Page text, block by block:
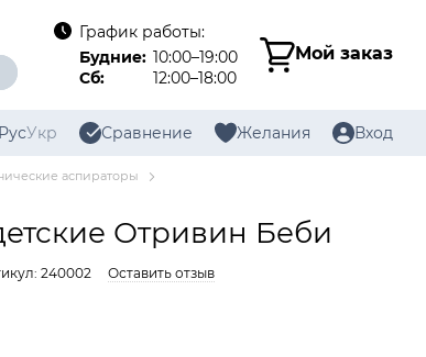
График работы:
Будние: 10:00–19:00
Сб:
12:00–18:00
Мой заказ
РусУкр Сравнение Желания Вход
аспираторы
Отривин Беби
240002 Оставить отзыв